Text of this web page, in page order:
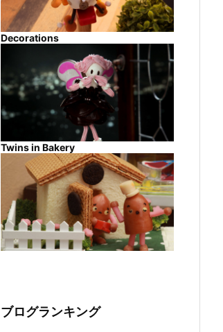
Decorations
Twins in Bakery
ブログランキング